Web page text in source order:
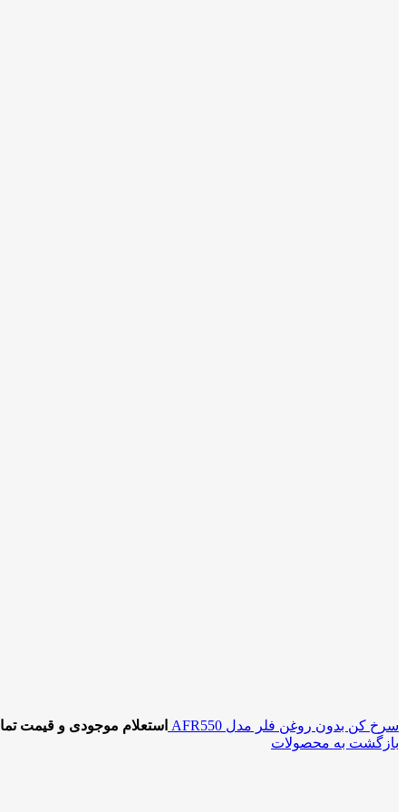
سرخ کن بدون روغن فلر مدل AFR550
استعلام موجودی و قیمت
بازگشت به محصولات